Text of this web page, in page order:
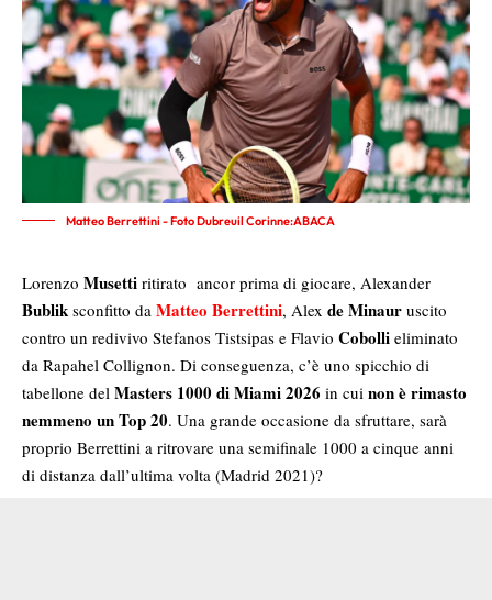
Matteo Berrettini - Foto Dubreuil Corinne:ABACA
Lorenzo Musetti ritirato ancor prima di giocare, Alexander
Bublik sconfitto da Matteo Berrettini, Alex de Minaur uscito
contro un redivivo Stefanos Tistsipas e Flavio Cobolli eliminato
da Rapahel Collignon. Di conseguenza, c’è uno spicchio di
tabellone del Masters 1000 di Miami 2026 in cui non è rimasto
nemmeno un Top 20. Una grande occasione da sfruttare, sarà
proprio Berrettini a ritrovare una semifinale 1000 a cinque anni
di distanza dall’ultima volta (Madrid 2021)?